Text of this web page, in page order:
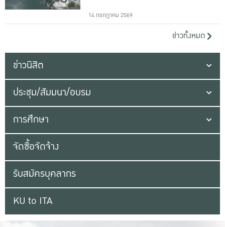
14 กรกฎาคม 2569
ข่าวทั้งหมด
ข่าวนิสิต
ประชุม/สัมมนา/อบรม
การศึกษา
จัดซื้อจัดจ้าง
รับสมัครบุคลากร
KU to ITA